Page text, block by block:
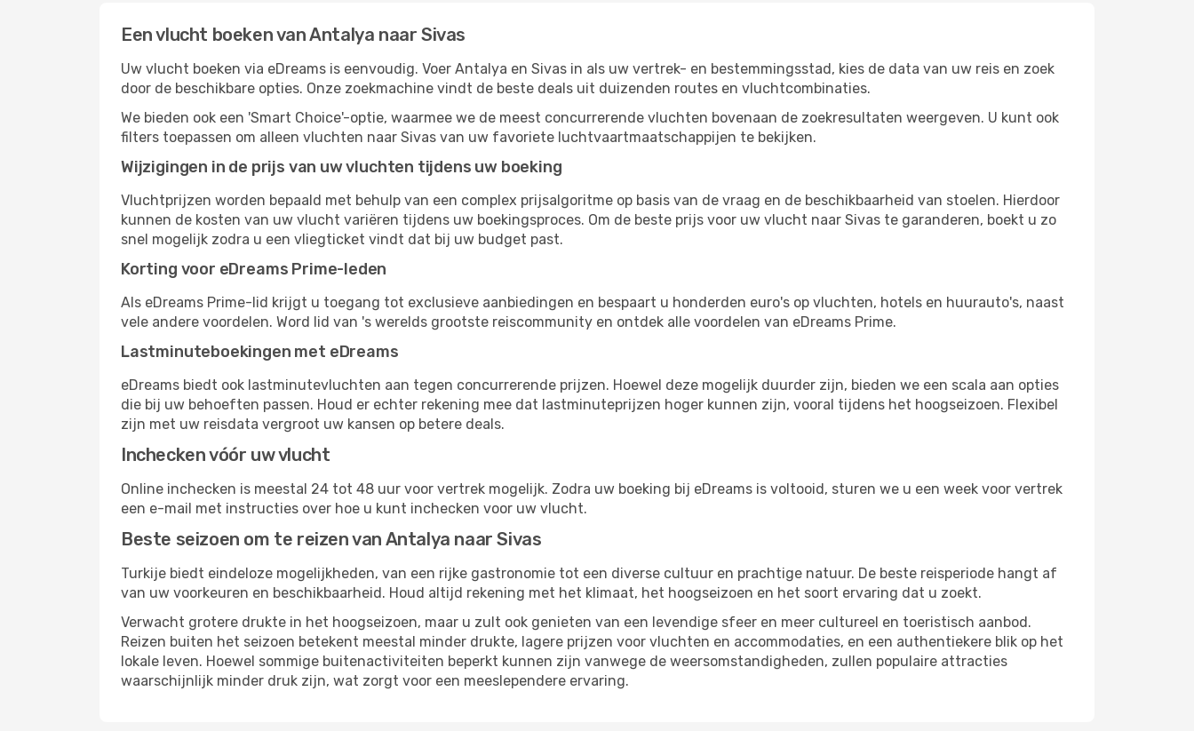
Een vlucht boeken van Antalya naar Sivas
Uw vlucht boeken via eDreams is eenvoudig. Voer Antalya en Sivas in als uw vertrek- en bestemmingsstad, kies de data van uw reis en zoek
door de beschikbare opties. Onze zoekmachine vindt de beste deals uit duizenden routes en vluchtcombinaties.
We bieden ook een 'Smart Choice'-optie, waarmee we de meest concurrerende vluchten bovenaan de zoekresultaten weergeven. U kunt ook
filters toepassen om alleen vluchten naar Sivas van uw favoriete luchtvaartmaatschappijen te bekijken.
Wijzigingen in de prijs van uw vluchten tijdens uw boeking
Vluchtprijzen worden bepaald met behulp van een complex prijsalgoritme op basis van de vraag en de beschikbaarheid van stoelen. Hierdoor
kunnen de kosten van uw vlucht variëren tijdens uw boekingsproces. Om de beste prijs voor uw vlucht naar Sivas te garanderen, boekt u zo
snel mogelijk zodra u een vliegticket vindt dat bij uw budget past.
Korting voor eDreams Prime-leden
Als eDreams Prime-lid krijgt u toegang tot exclusieve aanbiedingen en bespaart u honderden euro's op vluchten, hotels en huurauto's, naast
vele andere voordelen. Word lid van 's werelds grootste reiscommunity en ontdek alle voordelen van eDreams Prime.
Lastminuteboekingen met eDreams
eDreams biedt ook lastminutevluchten aan tegen concurrerende prijzen. Hoewel deze mogelijk duurder zijn, bieden we een scala aan opties
die bij uw behoeften passen. Houd er echter rekening mee dat lastminuteprijzen hoger kunnen zijn, vooral tijdens het hoogseizoen. Flexibel
zijn met uw reisdata vergroot uw kansen op betere deals.
Inchecken vóór uw vlucht
Online inchecken is meestal 24 tot 48 uur voor vertrek mogelijk. Zodra uw boeking bij eDreams is voltooid, sturen we u een week voor vertrek
een e-mail met instructies over hoe u kunt inchecken voor uw vlucht.
Beste seizoen om te reizen van Antalya naar Sivas
Turkije biedt eindeloze mogelijkheden, van een rijke gastronomie tot een diverse cultuur en prachtige natuur. De beste reisperiode hangt af
van uw voorkeuren en beschikbaarheid. Houd altijd rekening met het klimaat, het hoogseizoen en het soort ervaring dat u zoekt.
Verwacht grotere drukte in het hoogseizoen, maar u zult ook genieten van een levendige sfeer en meer cultureel en toeristisch aanbod.
Reizen buiten het seizoen betekent meestal minder drukte, lagere prijzen voor vluchten en accommodaties, en een authentiekere blik op het
lokale leven. Hoewel sommige buitenactiviteiten beperkt kunnen zijn vanwege de weersomstandigheden, zullen populaire attracties
waarschijnlijk minder druk zijn, wat zorgt voor een meeslependere ervaring.